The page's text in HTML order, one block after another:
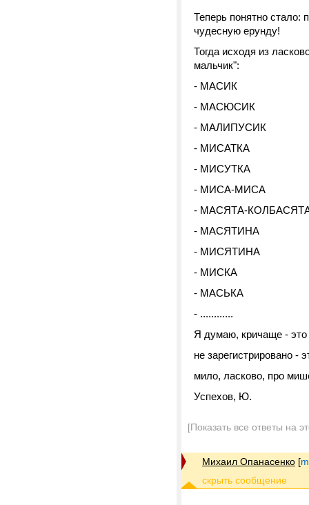
Теперь понятно стало:
чудесную ерунду!
Тогда исходя из
мальчик":
- МАСИК
- МАСЮСИК
- МАЛИПУСИК
- МИСАТКА
- МИСУТКА
- МИСА-МИСА
- МАСЯТА-
- МАСЯТИНА
- МИСЯТИНА
- МИСКА
- МАСЬКА
- ............
Я думаю, кричаще - это
не зарегистрировано -
мило, ласково, про
Успехов, Ю.
[Показать все ответы на
Михаил Опанасенко [